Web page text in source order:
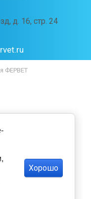
д. 16, стр. 24
ФЕРВЕТ
Хорошо